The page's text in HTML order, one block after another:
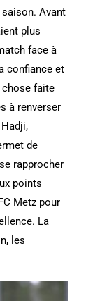
Avant
plus
face à
confiance et
chose faite
à renverser
de
rapprocher
points
Metz pour
La
les